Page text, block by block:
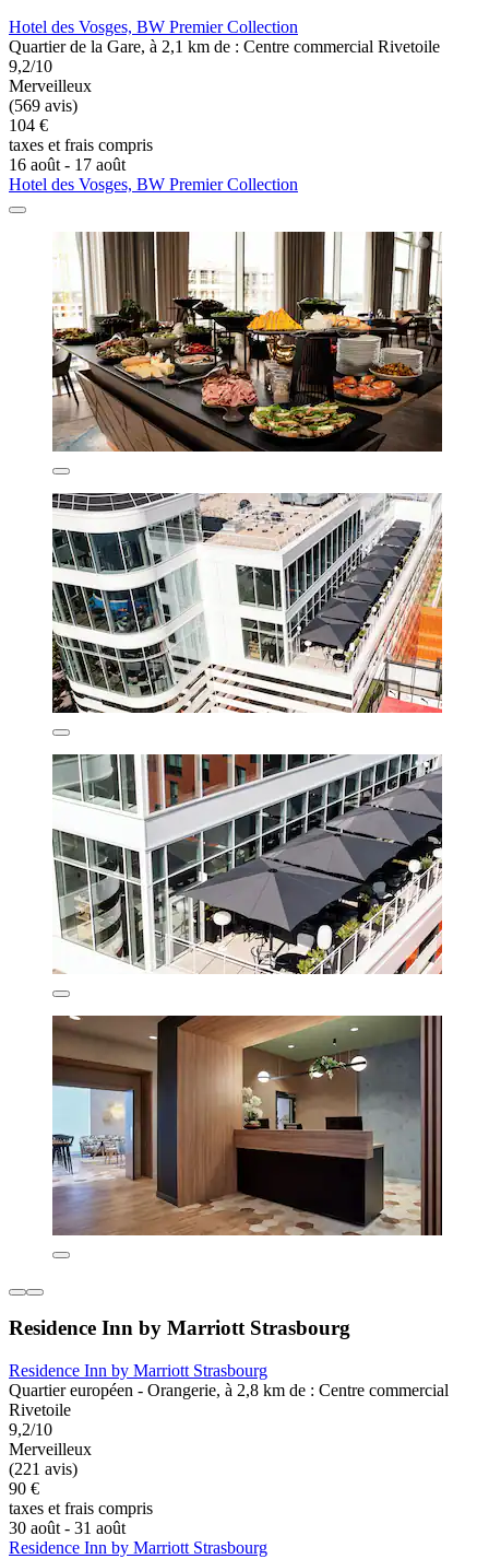
Hotel des Vosges, BW Premier Collection
Quartier de la Gare, à 2,1 km de : Centre commercial Rivetoile
9,2/10
Merveilleux
(569 avis)
104 €
taxes et frais compris
16 août - 17 août
Hotel des Vosges, BW Premier Collection
Residence Inn by Marriott Strasbourg
Residence Inn by Marriott Strasbourg
Quartier européen - Orangerie, à 2,8 km de : Centre commercial
Rivetoile
9,2/10
Merveilleux
(221 avis)
90 €
taxes et frais compris
30 août - 31 août
Residence Inn by Marriott Strasbourg